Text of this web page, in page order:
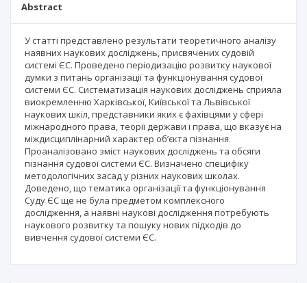
Abstract
У статті представлено результати теоретичного аналізу
наявних наукових досліджень, присвячених судовій
системі ЄС. Проведено періодизацію розвитку наукової
думки з питань організації та функціонування судової
системи ЄС. Систематизація наукових досліджень сприяла
виокремленню Харківської, Київської та Львівської
наукових шкіл, представники яких є фахівцями у сфері
міжнародного права, теорії держави і права, що вказує на
міждисциплінарний характер об’єкта пізнання.
Проаналізовано зміст наукових досліджень та обсяги
пізнання судової системи ЄС. Визначено специфіку
методологічних засад у різних наукових школах.
Доведено, що тематика організації та функціонування
Суду ЄС ще не була предметом комплексного
дослідження, а наявні наукові дослідження потребують
наукового розвитку та пошуку нових підходів до
вивчення судової системи ЄС.